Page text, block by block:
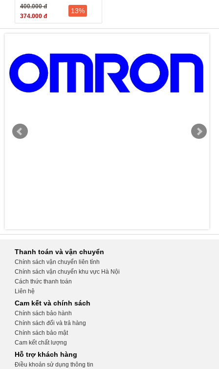
16)
400.000 đ
374.000 đ
13%
Thanh toán và vận chuyển
Chính sách vận chuyển liên tỉnh
Chính sách vận chuyển khu vực Hà Nội
Cách thức thanh toán
Liên hệ
Cam kết và chính sách
Chính sách bảo hành
Chính sách đổi và trả hàng
Chính sách bảo mật
Cam kết chất lượng
Hỗ trợ khách hàng
Điều khoản sử dụng thông tin